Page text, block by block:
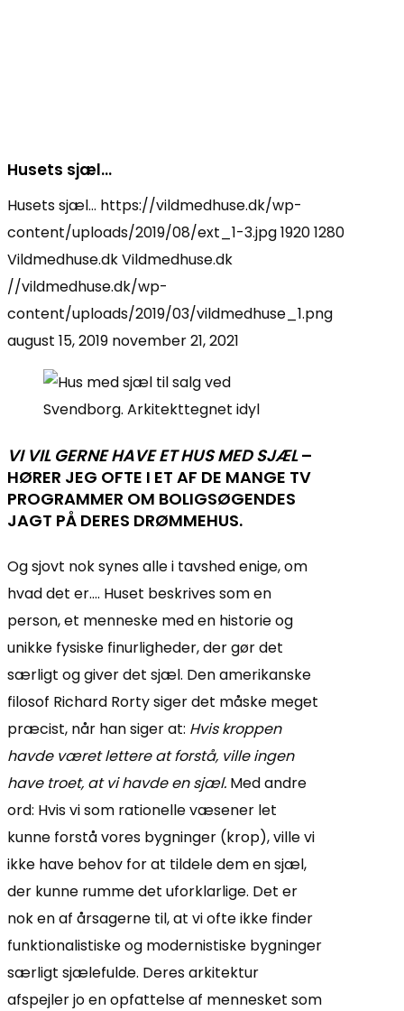
Husets sjæl…
Husets sjæl… https://vildmedhuse.dk/wp-
content/uploads/2019/08/ext_1-3.jpg19201280
Vildmedhuse.dkVildmedhuse.dk
//vildmedhuse.dk/wp-
content/uploads/2019/03/vildmedhuse_1.png
august 15, 2019 november 21, 2021
VI VIL GERNE HAVE ET HUS MED SJÆL–
HØRER JEG OFTE I ET AF DE MANGE TV
PROGRAMMER OM BOLIGSØGENDES
JAGT PÅ DERES DRØMMEHUS.
Og sjovt nok synes alle i tavshed enige, om
hvad det er…. Huset beskrives som en
person, et menneske med en historie og
unikke fysiske finurligheder, der gør det
særligt og giver det sjæl. Den amerikanske
filosof Richard Rorty siger det måske meget
præcist, når han siger at: Hvis kroppen
havde været lettere at forstå, ville ingen
have troet, at vi havde en sjæl. Med andre
ord: Hvis vi som rationelle væsener let
kunne forstå vores bygninger (krop), ville vi
ikke have behov for at tildele dem en sjæl,
der kunne rumme det uforklarlige. Det er
nok en af årsagerne til, at vi ofte ikke finder
funktionalistiske og modernistiske bygninger
særligt sjælefulde. Deres arkitektur
afspejler jo en opfattelse af mennesket som